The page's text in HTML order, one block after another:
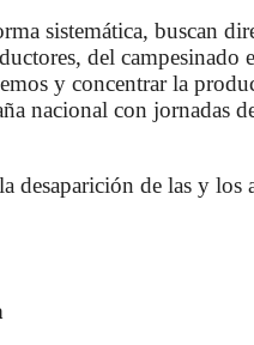
sistemática, buscan
del campesinado
y concentrar la
nacional con jornadas
desaparición de las y los